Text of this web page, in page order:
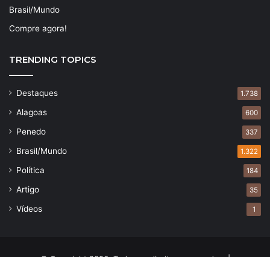
Brasil/Mundo
Compre agora!
TRENDING TOPICS
Destaques 1.738
Alagoas 600
Penedo 337
Brasil/Mundo 1.322
Política 184
Artigo 35
Vídeos 1